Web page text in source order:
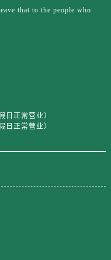
that to the people who
日正常营业）
日正常营业）